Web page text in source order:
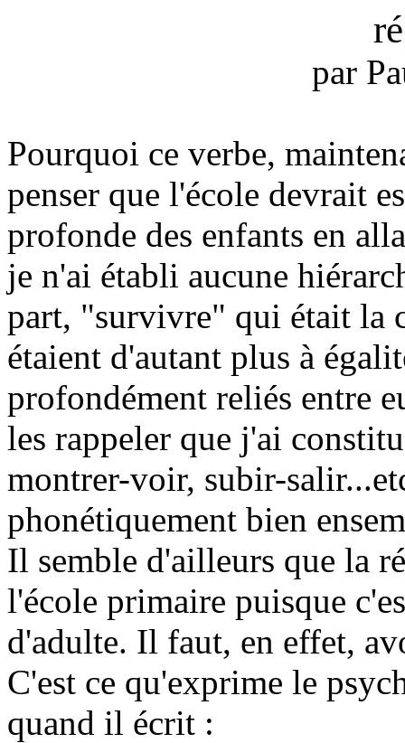
par
Pourquoi ce verbe,
penser que l'école devrait
profonde des enfants en
je n'ai établi aucune
part, "survivre" qui était la
étaient d'autant plus à
profondément reliés entre
les rappeler que j'ai
montrer-voir, subir-
phonétiquement bien
Il semble d'ailleurs que la
l'école primaire puisque
d'adulte. Il faut, en effet,
C'est ce qu'exprime le
quand il écrit :